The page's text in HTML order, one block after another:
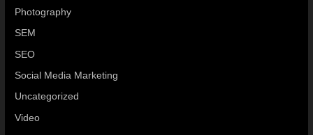
Photography
SEM
SEO
Social Media Marketing
Uncategorized
Video